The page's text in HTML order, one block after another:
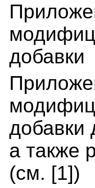
добавки
добавки
а также
(см. [1])